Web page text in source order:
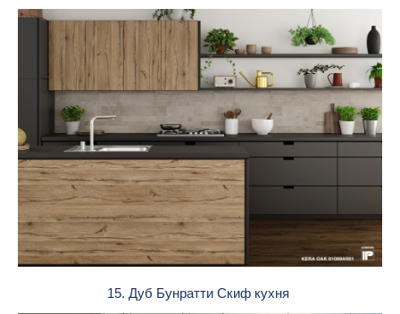
15. Дуб Бунратти Скиф кухня